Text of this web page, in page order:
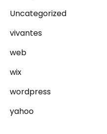
Uncategorized
vivantes
web
wix
wordpress
yahoo